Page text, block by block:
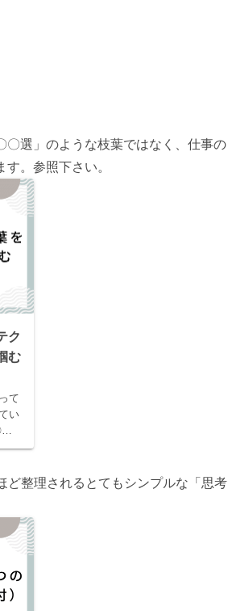
選」のような枝葉ではなく、仕事の
。参照下さい。
ク
む
て
い
ク
ど整理されるとてもシンプルな「思考